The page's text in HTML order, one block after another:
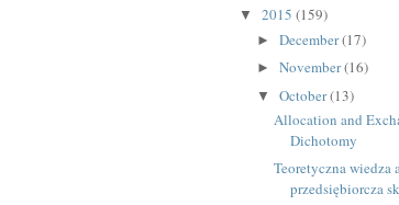
▼ 2015 (159)
► December(17)
► November(16)
▼ October(13)
Allocation and
Dichotomy
Teoretyczna wiedza
przedsiębiorcza